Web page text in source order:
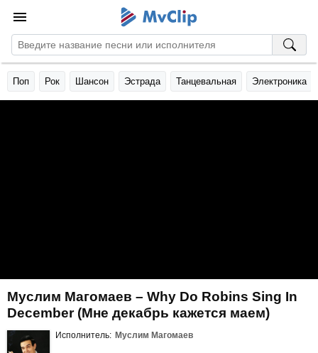
Поп Рок Шансон Эстрада Танцевальная Электроника
Муслим Магомаев – Why Do Robins Sing In
December (Мне декабрь кажется маем)
Исполнитель: Муслим Магомаев